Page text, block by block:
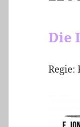
Die
Regie: